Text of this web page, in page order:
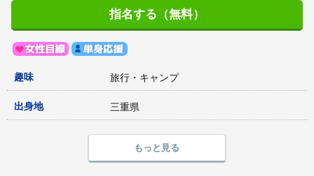
指名する（無料）
趣味 旅行・キャンプ
出身地 三重県
もっと見る